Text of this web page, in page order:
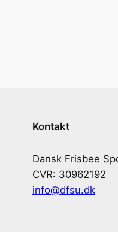
Kontakt
Dansk Frisbee
CVR: 30962192
info@dfsu.dk